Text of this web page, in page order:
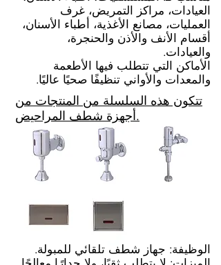
العيادات، مراكز التمريض، غرف
العمليات، مصانع الأغذية، أطباء الأسنان،
أقسام الأنف والأذن والحنجرة،
والعيادات.
الأماكن التي تتطلب فيها الأطعمة
والمعدات والأواني تنظيفًا صحيًا عاليًا.
تتكون هذه السلسلة من المنتجات من
أجهزة شطف المراحيض.
الوظيفة: جهاز شطف تلقائي للمبولة.